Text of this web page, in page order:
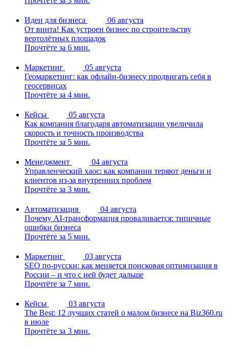
Идеи для бизнеса
06 августа
От винта! Как устроен бизнес по строительству
вертолётных площадок
Прочтёте за 6 мин.
Маркетинг
05 августа
Геомаркетинг: как офлайн-бизнесу продвигать себя в
геосервисах
Прочтёте за 4 мин.
Кейсы
05 августа
Как компания благодаря автоматизации увеличила
скорость и точность производства
Прочтёте за 5 мин.
Менеджмент
04 августа
Управленческий хаос: как компании теряют деньги и
клиентов из-за внутренних проблем
Прочтёте за 3 мин.
Автоматизация
04 августа
Почему AI-трансформация проваливается: типичные
ошибки бизнеса
Прочтёте за 5 мин.
Маркетинг
03 августа
SEO по-русски: как меняется поисковая оптимизация в
России – и что с ней будет дальше
Прочтёте за 7 мин.
Кейсы
03 августа
The Best: 12 лучших статей о малом бизнесе на Biz360.ru
в июле
Прочтёте за 3 мин.